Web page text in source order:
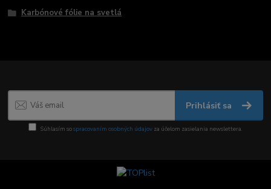
Karbónové fólie na svetlá
Prihlásiť sa
Súhlasím sospracovaním osobných údajov za účelom zasielania newslettera.